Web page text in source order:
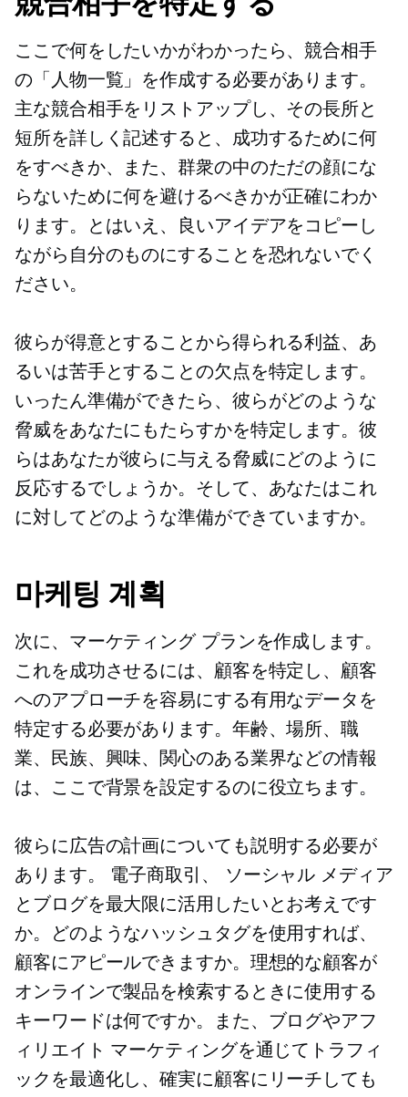
ここで何をしたいかがわかったら、競合相手
の「人物一覧」を作成する必要があります。
主な競合相手をリストアップし、その長所と
短所を詳しく記述すると、成功するために何
をすべきか、また、群衆の中のただの顔にな
らないために何を避けるべきかが正確にわか
ります。とはいえ、良いアイデアをコピーし
ながら自分のものにすることを恐れないでく
ださい。
彼らが得意とすることから得られる利益、あ
るいは苦手とすることの欠点を特定します。
いったん準備ができたら、彼らがどのような
脅威をあなたにもたらすかを特定します。彼
らはあなたが彼らに与える脅威にどのように
反応するでしょうか。そして、あなたはこれ
に対してどのような準備ができていますか。
마케팅 계획
次に、マーケティング プランを作成します。
これを成功させるには、顧客を特定し、顧客
へのアプローチを容易にする有用なデータを
特定する必要があります。年齢、場所、職
業、民族、興味、関心のある業界などの情報
は、ここで背景を設定するのに役立ちます。
彼らに広告の計画についても説明する必要が
あります。 電子商取引、
ソーシャル メディア
とブログを最大限に活用したいとお考えです
か。どのようなハッシュタグを使用すれば、
顧客にアピールできますか。理想的な顧客が
オンラインで製品を検索するときに使用する
キーワードは何ですか。また、ブログやアフ
ィリエイト マーケティングを通じてトラフィ
ックを最適化し、確実に顧客にリーチしても